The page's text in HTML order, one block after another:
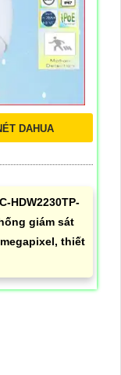
DAHUA
HDW2230TP-
giám sát
thiết